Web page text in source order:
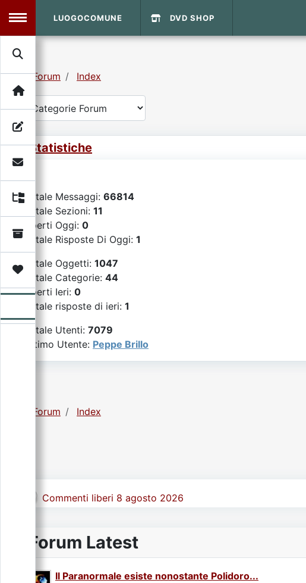
MENU
Search
Vecchio Sito
Archivio
Video
Forum
Donazione
LUOGOCOMUNE DVD SHOP
Forum Index
Statistiche
Totale Messaggi: 66814
Totale Sezioni: 11
Aperti Oggi: 0
Totale Risposte Di Oggi: 1
Totale Oggetti: 1047
Totale Categorie: 44
Aperti Ieri: 0
Totale risposte di ieri: 1
Totale Utenti: 7079
Ultimo Utente: Peppe Brillo
Forum Index
Commenti liberi 8 agosto 2026
Forum Latest
Il Paranormale esiste nonostante Polidoro...